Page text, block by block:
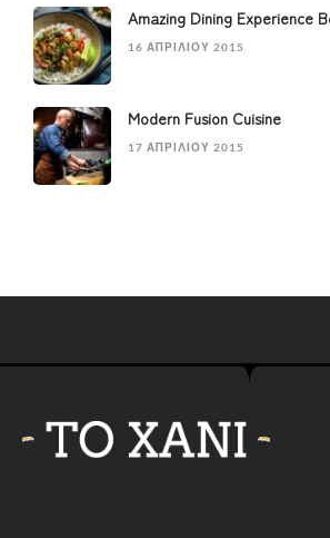
Amazing Dining Experience
16 ΑΠΡΙΛΊΟΥ 2015
Modern Fusion Cuisine
17 ΑΠΡΙΛΊΟΥ 2015